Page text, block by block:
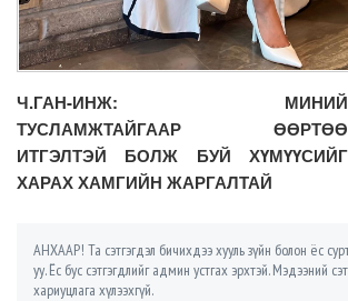
Ч.ГАН-ИНЖ: МИНИЙ
ТУСЛАМЖТАЙГААР ӨӨРТӨӨ
ИТГЭЛТЭЙ БОЛЖ БУЙ ХҮМҮҮСИЙГ
ХАРАХ ХАМГИЙН ЖАРГАЛТАЙ
АНХААР! Та сэтгэгдэл бичихдээ хууль зүйн болон ёс
уу. Ёс бус сэтгэгдлийг админ устгах эрхтэй. Мэдээний
хариуцлага хүлээхгүй.